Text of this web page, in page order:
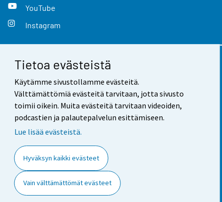
Tietoa evästeistä
Käytämme sivustollamme evästeitä.
Välttämättömiä evästeitä tarvitaan, jotta sivusto
toimii oikein. Muita evästeitä tarvitaan videoiden,
podcastien ja palautepalvelun esittämiseen.
Lue lisää evästeistä.
Hyväksyn kaikki evästeet
Vain välttämättömät evästeet
YouTube
Instagram
Yhteystiedot
Palaute
Käyttöehdot
Saavutettavuus
Tietoa sivustosta
Evästeasetukset